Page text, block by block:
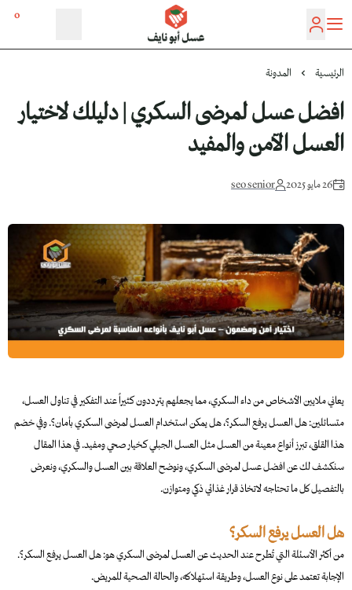
عسل أبو نايف
0
الرئيسية المدونة
افضل عسل لمرضى السكري | دليلك لاختيار
العسل الآمن والمفيد
26 مايو 2025 seo senior
يعاني ملايين الأشخاص من داء السكري، مما يجعلهم يترددون كثيراً عند التفكير في تناول العسل،
متسائلين: هل العسل يرفع السكر؟، هل يمكن استخدام العسل لمرضى السكري بأمان؟. وفي خضم
هذا القلق، تبرز أنواع معينة من العسل مثل العسل الجبلي كخيار صحي ومفيد. في هذا المقال
سنكشف لك عن افضل عسل لمرضى السكري، ونوضح العلاقة بين العسل والسكري، ونعرض
بالتفصيل كل ما تحتاجه لاتخاذ قرار غذائي ذكي ومتوازن.
هل العسل يرفع السكر؟
من أكثر الأسئلة التي تُطرح عند الحديث عن العسل لمرضى السكري هو: هل العسل يرفع السكر؟.
الإجابة تعتمد على نوع العسل، وطريقة استهلاكه، والحالة الصحية للمريض.